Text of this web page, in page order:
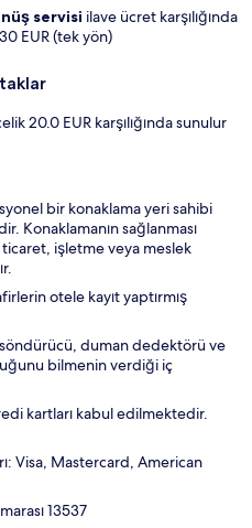
servisi ilave ücret karşılığında
EUR (tek yön)
20.0 EUR karşılığında sunulur
bir konaklama yeri sahibi
Konaklamanın sağlanması
işletme veya meslek
otele kayıt yaptırmış
duman dedektörü ve
bilmenin verdiği iç
kartları kabul edilmektedir.
Visa, Mastercard, American
13537